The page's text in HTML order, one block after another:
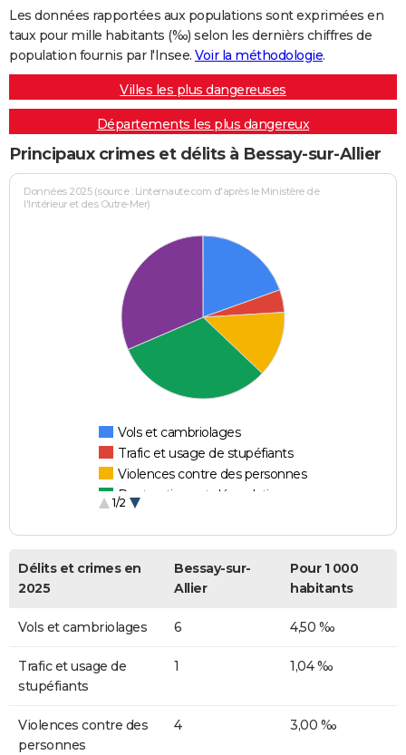
Les données rapportées aux populations sont exprimées en
taux pour mille habitants (‰) selon les dernièrs chiffres de
population fournis par l'Insee. Voir la méthodologie.
Villes les plus dangereuses
Départements les plus dangereux
Principaux crimes et délits à Bessay-sur-Allier
Données 2025 (source : Linternaute.com d'après le Ministère de
l'Intérieur et des Outre-Mer)
Vols et cambriolages
Trafic et usage de stupéfiants
Violences contre des personnes
Destructions et dégradations
1/2
Délits et crimes en
2025
Bessay-sur-
Allier
Pour 1 000
habitants
Vols et cambriolages 6 4,50 ‰
Trafic et usage de
stupéfiants
1 1,04 ‰
Violences contre des
personnes
4 3,00 ‰